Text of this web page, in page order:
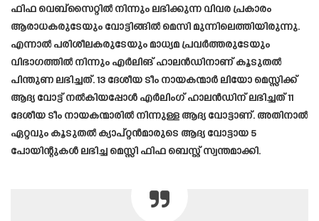
ഫിഫ വെബ്സൈറ്റില്‍ നിന്നും ലഭിക്കുന്ന വിവര പ്രകാരം
ആരാധകരുടേയും വോട്ടിങ്ങില്‍ മെസി മുന്നിലെത്തിയിരുന്നു.
എന്നാൽ പരിശീലകരുടേയും മാധ്യമ പ്രവർ‌ത്തരുടേയും
വിഭാഗത്തിൽ നിന്നും എർലിങ് ഹാലന്‍ഡിനാണ് കൂടുതല്‍
പിന്തുണ ലഭിച്ചത്. 13 ദേശീയ ടീം നായകന്മാർ ലിയോ മെസ്സിക്ക്
ആദ്യ വോട്ട് നൽകിയപ്പോൾ എർലിംഗ് ഹാലൻഡിന് ലഭിച്ചത് 11
ദേശീയ ടീം നായകന്മാരിൽ നിന്നുള്ള ആദ്യ വോട്ടാണ്. അതിനാൽ
ഏറ്റവും കൂടുതൽ ക്യാപ്റ്റൻമാരുടെ ആദ്യ വോട്ടായ 5
പോയിന്റുകൾ ലഭിച്ച മെസ്സി ഫിഫ ബെസ്റ്റ് സ്വന്തമാക്കി.